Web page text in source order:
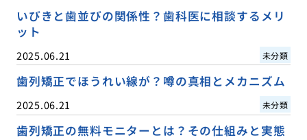
いびきと歯並びの関係性？歯科医に相談するメリ
ット
2025.06.21 未分類
歯列矯正でほうれい線が？噂の真相とメカニズム
2025.06.21 未分類
歯列矯正の無料モニターとは？その仕組みと実態